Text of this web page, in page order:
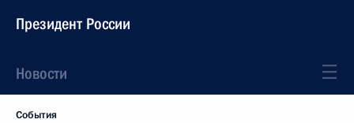
Президент России
Новости
События